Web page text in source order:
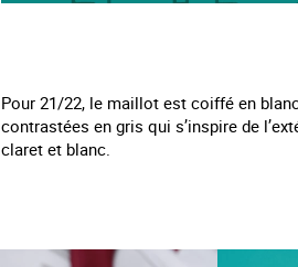
Pour 21/22, le maillot est coiffé en
contrastées en gris qui s’inspire de
claret et blanc.